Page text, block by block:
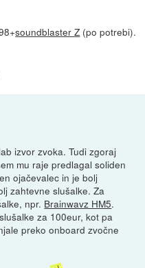
soundblaster Z (po potrebi).
izvor zvoka. Tudi zgoraj
mu raje predlagal soliden
ojačevalec in je bolj
zahtevne slušalke. Za
npr. Brainwavz HM5.
za 100eur, kot pa
preko onboard zvočne